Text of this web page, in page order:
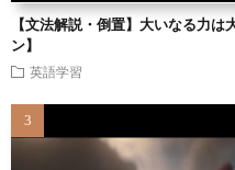
【文法解説・倒置】大いなる力
ン】
英語学習